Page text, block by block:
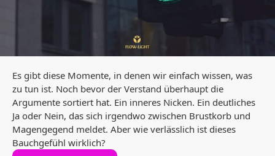
Es gibt diese Momente, in denen wir einfach wissen, was
zu tun ist. Noch bevor der Verstand überhaupt die
Argumente sortiert hat. Ein inneres Nicken. Ein deutliches
Ja oder Nein, das sich irgendwo zwischen Brustkorb und
Magengegend meldet. Aber wie verlässlich ist dieses
Bauchgefühl wirklich?